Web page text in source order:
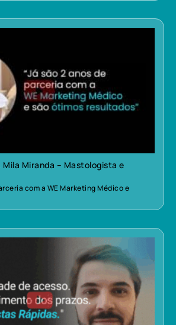
Mila Miranda – Mastologista e
com a WE Marketing Médico e